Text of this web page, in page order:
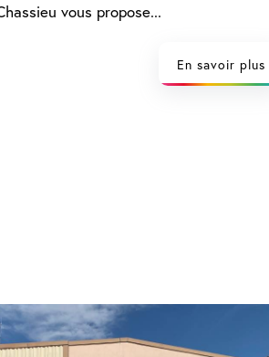
vous propose...
En savoir plus